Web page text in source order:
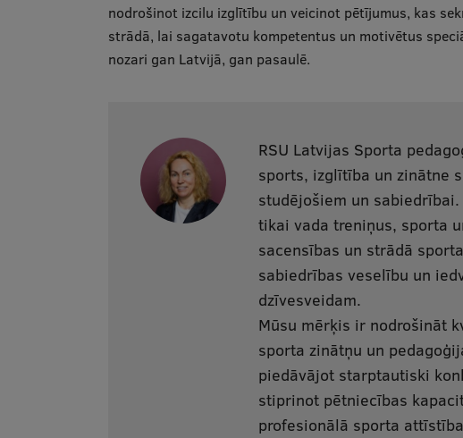
nodrošinot izcilu izglītību un veicinot pētījumus, kas
strādā, lai sagatavotu kompetentus un motivētus
nozari gan Latvijā, gan pasaulē.
RSU Latvijas Sporta
sports, izglītība un zinātne
studējošiem un
tikai vada treniņus, sporta
sacensības un strādā
sabiedrības veselību un
dzīvesveidam.
Mūsu mērķis ir nodrošināt
sporta zinātņu un
piedāvājot starptautiski
stiprinot pētniecības
profesionālā sporta